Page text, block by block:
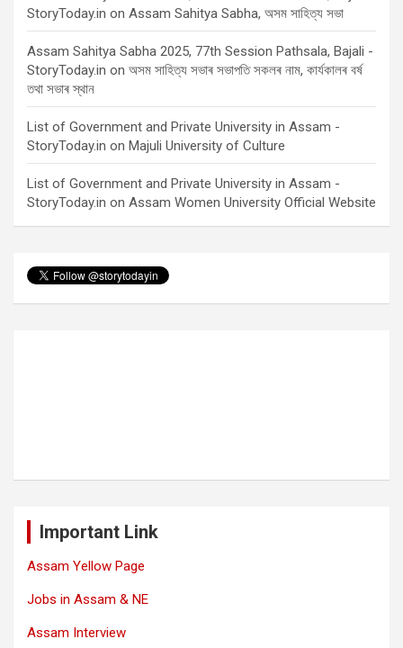
StoryToday.in on Assam Sahitya Sabha, অসম সাহিত্য সভা
Assam Sahitya Sabha 2025, 77th Session Pathsala, Bajali -
StoryToday.in on অসম সাহিত্য সভাৰ সভাপতি সকলৰ নাম, কাৰ্যকালৰ বৰ্ষ
তথা সভাৰ স্থান
List of Government and Private University in Assam -
StoryToday.in on Majuli University of Culture
List of Government and Private University in Assam -
StoryToday.in on Assam Women University Official Website
Important Link
Assam Yellow Page
Jobs in Assam & NE
Assam Interview